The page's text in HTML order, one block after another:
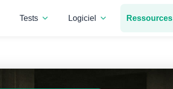
Tests Logiciel Ressources